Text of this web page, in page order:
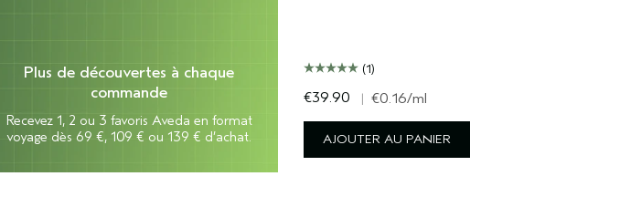
Plus de découvertes à chaque
commande
Recevez 1, 2 ou 3 favoris Aveda en format
voyage dès 69 €, 109 € ou 139 € d’achat.
(1)
€39.90 | €0.16/ml
AJOUTER AU PANIER